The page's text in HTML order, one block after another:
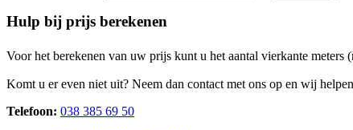
Hulp bij prijs berekenen
Voor het berekenen van uw prijs kunt u het aantal vierkante meters
Komt u er even niet uit? Neem dan contact met ons op en wij
Telefoon: 038 385 69 50